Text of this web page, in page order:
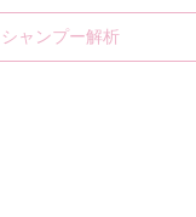
シャンプー解析